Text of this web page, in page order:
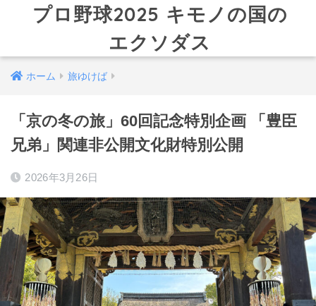
プロ野球2025 キモノの国の
エクソダス
ホーム 旅ゆけば
「京の冬の旅」60回記念特別企画 「豊臣
兄弟」関連非公開文化財特別公開
2026年3月26日